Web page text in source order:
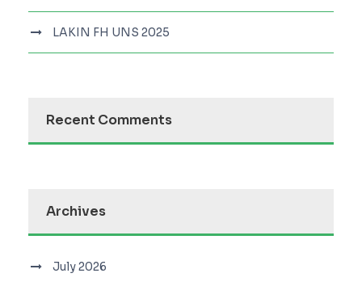
LAKIN FH UNS 2025
Recent Comments
Archives
July 2026